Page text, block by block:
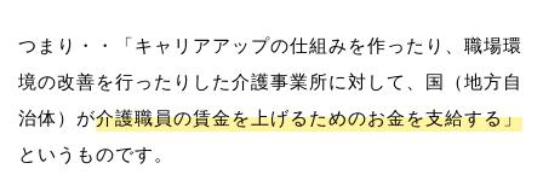
つまり・・「キャリアアップの仕組みを作ったり、職場環
境の改善を行ったりした介護事業所に対して、国（地方自
治体）が介護職員の賃金を上げるためのお金を支給する」
というものです。